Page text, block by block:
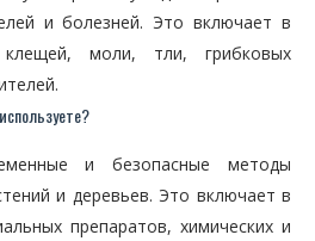
и болезней. Это включает в
моли, тли, грибковых
и безопасные методы
и деревьев. Это включает в
препаратов, химических и